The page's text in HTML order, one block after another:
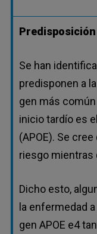
Se han
predisponen a
gen más
inicio tardío es
(APOE). Se
riesgo mientras
Dicho esto,
la enfermedad
gen APOE e4